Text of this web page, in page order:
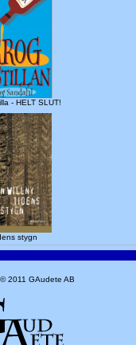
- HELT SLUT!
stygn
2011 GAudete AB